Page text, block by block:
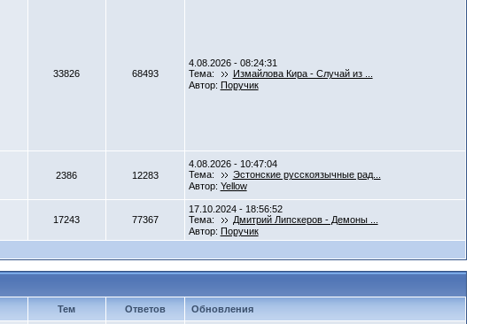
33826 68493
4.08.2026 - 08:24:31
Тема:
Измайлова Кира - Случай из ...
Автор: Поручик
2386 12283
4.08.2026 - 10:47:04
Тема:
Эстонские русскоязычные рад...
Автор: Yellow
17243 77367
17.10.2024 - 18:56:52
Тема:
Дмитрий Липскеров - Демоны ...
Автор: Поручик
Тем Ответов
Обновления